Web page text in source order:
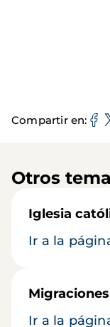
Compartir en
Otros
Iglesia
Ir a la
Migraciones
Ir a la